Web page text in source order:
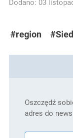
Dodano: 03
#region
Oszczędź
adres do